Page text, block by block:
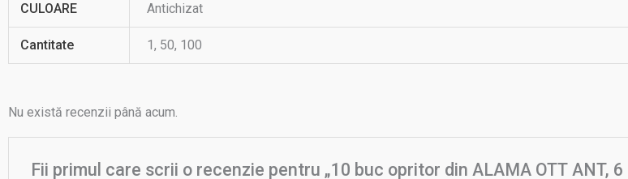
CULOARE Antichizat
Cantitate 1, 50, 100
Nu există recenzii până acum.
Fii primul care scrii o recenzie pentru „10 buc opritor din ALAMA OTT ANT, 6